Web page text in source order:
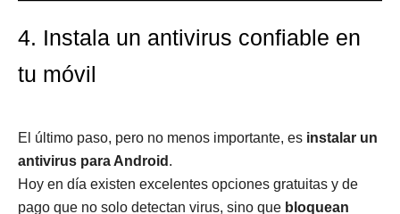
4. Instala un antivirus confiable en
tu móvil
El último paso, pero no menos importante, es instalar un
antivirus para Android .
Hoy en día existen excelentes opciones gratuitas y de
pago que no solo detectan virus, sino que bloquean